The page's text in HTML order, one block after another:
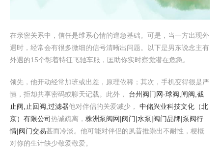
在亲密关系中，信任是维系心情的遑急基础。可是，当一方出现外
遇时，经常会有很多微细的信号清晰出问题。以下是男东说念主有
外遇的15个彰着特征飞驰车服，匡助你实时察觉潜在危急。
领先，他开动经常加班或出差，原理依稀；其次，手机变得很是严
慎，拒却共享密码或聊天记载。此外， 台州阀门网-球阀,闸阀,截
止阀,止回阀,过滤器他对伴侣的关爱减少， 中储兴业科技文化（北
京）有限公司热诚疏离， 株洲泵阀网|阀门|水泵|阀门品牌|泵阀行
情|阀门交易甚而冷淡。他可能对伴侣的夙昔推崇出不耐性，梗概
对你的生计缺少敬爱敬爱。